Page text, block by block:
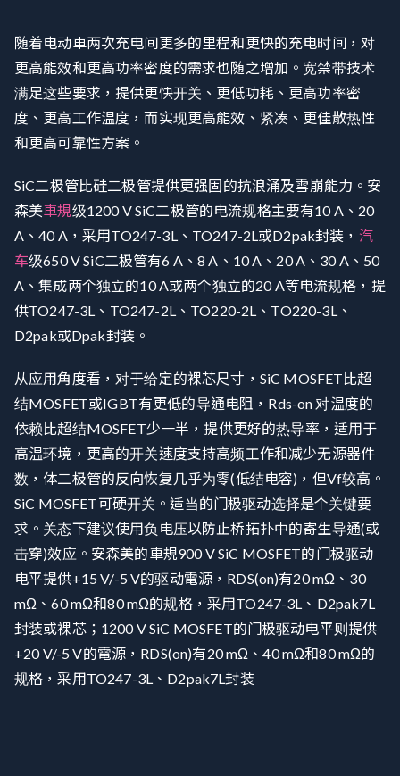
随着电动車两次充电间更多的里程和更快的充电时间，对
更高能效和更高功率密度的需求也随之增加。宽禁带技术
满足这些要求，提供更快开关、更低功耗、更高功率密
度、更高工作温度，而实现更高能效、紧凑、更佳散热性
和更高可靠性方案。
SiC二极管比硅二极管提供更强固的抗浪涌及雪崩能力。安
森美車規级1200 V SiC二极管的电流规格主要有10 A、20
A、40 A，采用TO247-3L、TO247-2L或D2pak封装， 汽
车级650 V SiC二极管有6 A、8 A、10 A、20 A、30 A、50
A、集成两个独立的10 A或两个独立的20 A等电流规格，提
供TO247-3L、TO247-2L、TO220-2L、TO220-3L、
D2pak或Dpak封装。
从应用角度看，对于给定的裸芯尺寸，SiC MOSFET比超
结MOSFET或IGBT有更低的导通电阻，Rds-on 对温度的
依赖比超结MOSFET少一半，提供更好的热导率，适用于
高温环境，更高的开关速度支持高频工作和减少无源器件
数，体二极管的反向恢复几乎为零(低结电容)，但Vf较高。
SiC MOSFET可硬开关。适当的门极驱动选择是个关键要
求。关态下建议使用负电压以防止桥拓扑中的寄生导通(或
击穿)效应。安森美的車規900 V SiC MOSFET的门极驱动
电平提供+15 V/-5 V的驱动電源，RDS(on)有20 mΩ、30
mΩ、60 mΩ和80 mΩ的规格，采用TO247-3L、D2pak7L
封装或裸芯；1200 V SiC MOSFET的门极驱动电平则提供
+20 V/-5 V的電源，RDS(on)有20 mΩ、40 mΩ和80 mΩ的
规格，采用TO247-3L、D2pak7L封装